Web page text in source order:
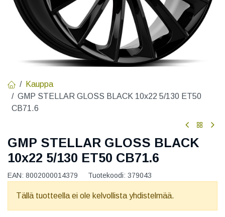
Kauppa
GMP STELLAR GLOSS BLACK 10x22 5/130 ET50
CB71.6
GMP STELLAR GLOSS BLACK
10x22 5/130 ET50 CB71.6
EAN: 8002000014379 Tuotekoodi: 379043
Tällä tuotteella ei ole kelvollista yhdistelmää.